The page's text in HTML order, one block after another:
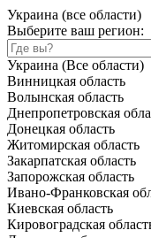
Украина (все области)
Выберите ваш регион:
Украина (Все области)
Винницкая область
Волынская область
Днепропетровская
Донецкая область
Житомирская область
Закарпатская область
Запорожская область
Ивано-Франковская
Киевская область
Кировоградская